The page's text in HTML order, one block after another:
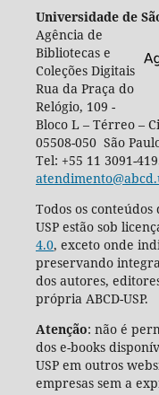
Universidade de
Agência de
Bibliotecas e
Coleções Digitais
Rua da Praça do
Relógio, 109 -
Bloco L – Térreo –
05508-050 São
Tel: +55 11 3091-
Todos os
USP estão sob
4.0, exceto onde
preservando
dos autores,
própria ABCD-USP.
Atenção: não é
dos e-books
USP em outros
empresas sem a